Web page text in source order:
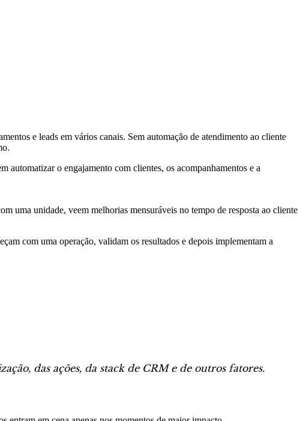
e leads em vários canais. Sem automação de atendimento ao cliente
automatizar o engajamento com clientes, os acompanhamentos e a
uma unidade, veem melhorias mensuráveis no tempo de resposta ao cliente
com uma operação, validam os resultados e depois implementam a
das ações, da stack de CRM e de outros fatores.